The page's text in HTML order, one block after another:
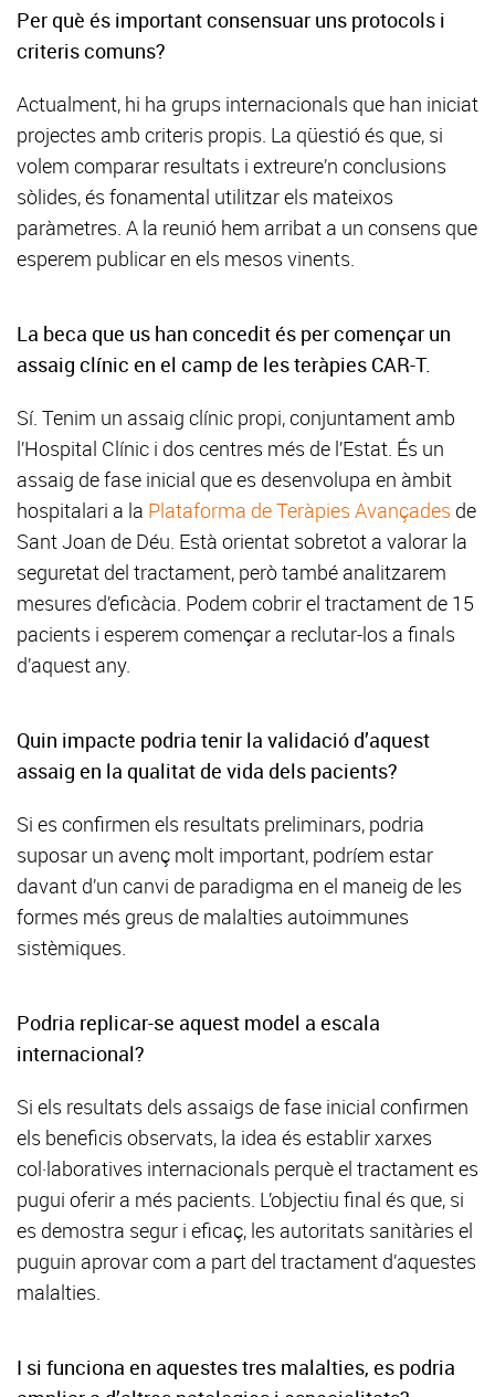
Per què és important consensuar uns protocols i
criteris comuns?
Actualment, hi ha grups internacionals que han iniciat
projectes amb criteris propis. La qüestió és que, si
volem comparar resultats i extreure’n conclusions
sòlides, és fonamental utilitzar els mateixos
paràmetres. A la reunió hem arribat a un consens que
esperem publicar en els mesos vinents.
La beca que us han concedit és per començar un
assaig clínic en el camp de les teràpies CAR-T.
Sí. Tenim un assaig clínic propi, conjuntament amb
l’Hospital Clínic i dos centres més de l’Estat. És un
assaig de fase inicial que es desenvolupa en àmbit
hospitalari a la Plataforma de Teràpies Avançades de
Sant Joan de Déu. Està orientat sobretot a valorar la
seguretat del tractament, però també analitzarem
mesures d’eficàcia. Podem cobrir el tractament de 15
pacients i esperem començar a reclutar-los a finals
d’aquest any.
Quin impacte podria tenir la validació d’aquest
assaig en la qualitat de vida dels pacients?
Si es confirmen els resultats preliminars, podria
suposar un avenç molt important, podríem estar
davant d’un canvi de paradigma en el maneig de les
formes més greus de malalties autoimmunes
sistèmiques.
Podria replicar-se aquest model a escala
internacional?
Si els resultats dels assaigs de fase inicial confirmen
els beneficis observats, la idea és establir xarxes
col·laboratives internacionals perquè el tractament es
pugui oferir a més pacients. L’objectiu final és que, si
es demostra segur i eficaç, les autoritats sanitàries el
puguin aprovar com a part del tractament d’aquestes
malalties.
I si funciona en aquestes tres malalties, es podria